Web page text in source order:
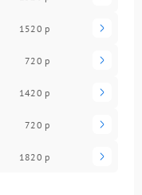
1520 р
720 р
1420 р
720 р
1820 р